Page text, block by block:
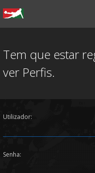
Tem que estar
ver Perfis.
Utilizador:
Senha: